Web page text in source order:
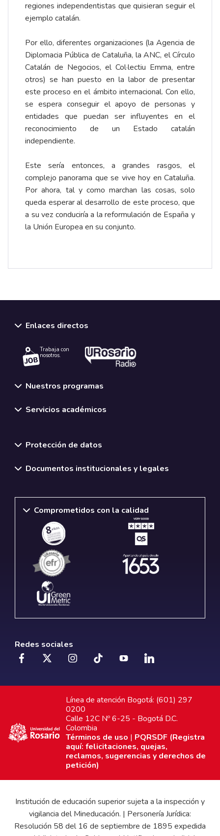
regiones independentistas que quisieran seguir el
ejemplo catalán.
Por ello, diferentes organizaciones (la Agencia de
Diplomacia Pública de Cataluña, la ANC, el Círculo
Catalán de Negocios, el Col·lectiu Emma, entre
otros) se han puesto en la labor de presentar
este proceso en el ámbito internacional. Con ello,
se espera conseguir el apoyo de personas y
entidades que puedan ser influyentes en el
reconocimiento de un Estado catalán
independiente.
Este sería entonces, a grandes rasgos, el
complejo panorama que se vive hoy en Cataluña.
Por ahora, tal y como marchan las cosas, solo
queda esperar al desarrollo de este proceso, que
a su vez conduciría a la reformulación de España y
la Unión Europea en su conjunto.
Enlaces directos
Trabaja con
nosotros.
Nuestros programas
Servicios académicos
Protección de datos
Documentos institucionales y legales
Comprometidos con la calidad
Redes sociales
Línea de atención Bogotá: (601) 297
0200
Calle 12C Nº 6-25 - Bogotá D.C.
Colombia
Términos de uso | PQRSDF (Registra
aquí: felicitaciones, quejas,
reclamos, sugerencias y derechos de
petición)
Institución de educación superior sujeta a la inspección y
vigilancia del Mineducación. | Personería Jurídica:
Resolución 58 del 16 de septiembre de 1895 expedida